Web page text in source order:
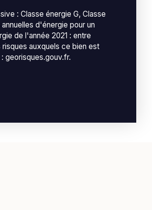
: Classe énergie G, Classe
d'énergie pour un
de l'année 2021 : entre
auxquels ce bien est
georisques.gouv.fr.